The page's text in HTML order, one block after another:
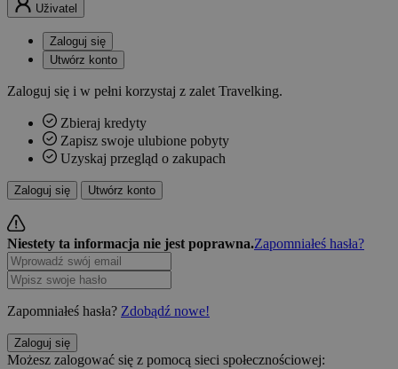
Uživatel
Zaloguj się
Utwórz konto
Zaloguj się i w pełni korzystaj z zalet Travelking.
Zbieraj kredyty
Zapisz swoje ulubione pobyty
Uzyskaj przegląd o zakupach
Zaloguj się Utwórz konto
Niestety ta informacja nie jest poprawna.Zapomniałeś hasła?
Zapomniałeś hasła? Zdobądź nowe!
Zaloguj się
Możesz zalogować się z pomocą sieci społecznościowej: